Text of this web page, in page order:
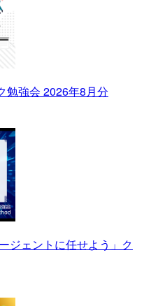
勉強会 2026年8月分
ジェントに任せよう」ク